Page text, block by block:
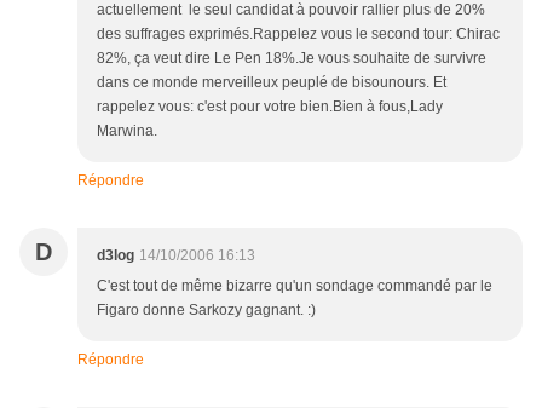
actuellement le seul candidat à pouvoir rallier plus de 20%
des suffrages exprimés.Rappelez vous le second tour: Chirac
82%, ça veut dire Le Pen 18%.Je vous souhaite de survivre
dans ce monde merveilleux peuplé de bisounours. Et
rappelez vous: c'est pour votre bien.Bien à fous,Lady
Marwina.
Répondre
D d3log 14/10/2006 16:13
C'est tout de même bizarre qu'un sondage commandé par le
Figaro donne Sarkozy gagnant. :)
Répondre